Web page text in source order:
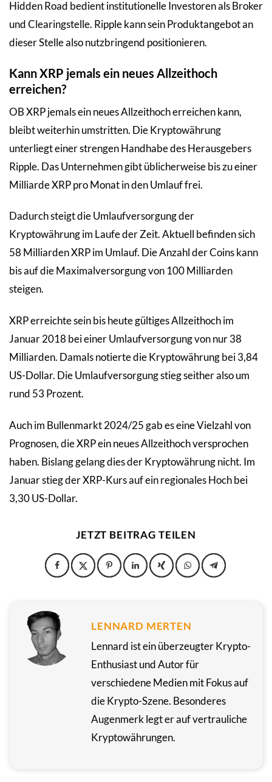
Hidden Road bedient institutionelle Investoren als Broker
und Clearingstelle. Ripple kann sein Produktangebot an
dieser Stelle also nutzbringend positionieren.
Kann XRP jemals ein neues Allzeithoch
erreichen?
OB XRP jemals ein neues Allzeithoch erreichen kann,
bleibt weiterhin umstritten. Die Kryptowährung
unterliegt einer strengen Handhabe des Herausgebers
Ripple. Das Unternehmen gibt üblicherweise bis zu einer
Milliarde XRP pro Monat in den Umlauf frei.
Dadurch steigt die Umlaufversorgung der
Kryptowährung im Laufe der Zeit. Aktuell befinden sich
58 Milliarden XRP im Umlauf. Die Anzahl der Coins kann
bis auf die Maximalversorgung von 100 Milliarden
steigen.
XRP erreichte sein bis heute gültiges Allzeithoch im
Januar 2018 bei einer Umlaufversorgung von nur 38
Milliarden. Damals notierte die Kryptowährung bei 3,84
US-Dollar. Die Umlaufversorgung stieg seither also um
rund 53 Prozent.
Auch im Bullenmarkt 2024/25 gab es eine Vielzahl von
Prognosen, die XRP ein neues Allzeithoch versprochen
haben. Bislang gelang dies der Kryptowährung nicht. Im
Januar stieg der XRP-Kurs auf ein regionales Hoch bei
3,30 US-Dollar.
JETZT BEITRAG TEILEN
LENNARD MERTEN
Lennard ist ein überzeugter Krypto-
Enthusiast und Autor für
verschiedene Medien mit Fokus auf
die Krypto-Szene. Besonderes
Augenmerk legt er auf vertrauliche
Kryptowährungen.